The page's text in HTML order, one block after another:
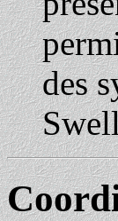
des